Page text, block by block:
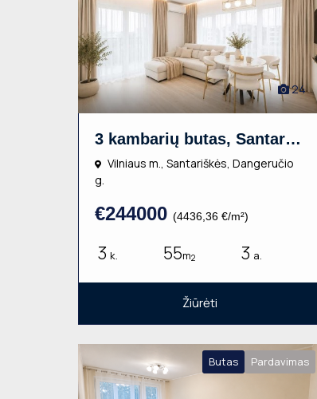
24
3 kambarių butas, Santariškės, Dangeručio g., 55m², 3 aukštas, €244000
Vilniaus m., Santariškės, Dangeručio
g.
€244000 (4436,36 €/m²)
3 k. 55m2 3 a.
Žiūrėti
Butas Pardavimas